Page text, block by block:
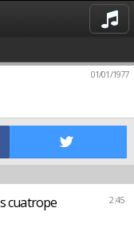
01/01/1977
2:45
cuatrope